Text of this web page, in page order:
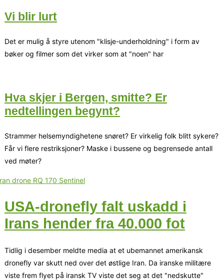
Vi blir lurt
Det er mulig å styre utenom "klisje-underholdning" i form av
bøker og filmer som det virker som at "noen" har
Hva skjer i Bergen, smitte? Er
nedtellingen begynt?
Strammer helsemyndighetene snøret? Er virkelig folk blitt sykere?
Får vi flere restriksjoner? Maske i bussene og begrensede antall
ved møter?
USA-dronefly falt uskadd i
Irans hender fra 40.000 fot
Tidlig i desember meldte media at et ubemannet amerikansk
dronefly var skutt ned over det østlige Iran. Da iranske militære
viste frem flyet på iransk TV viste det seg at det "nedskutte"